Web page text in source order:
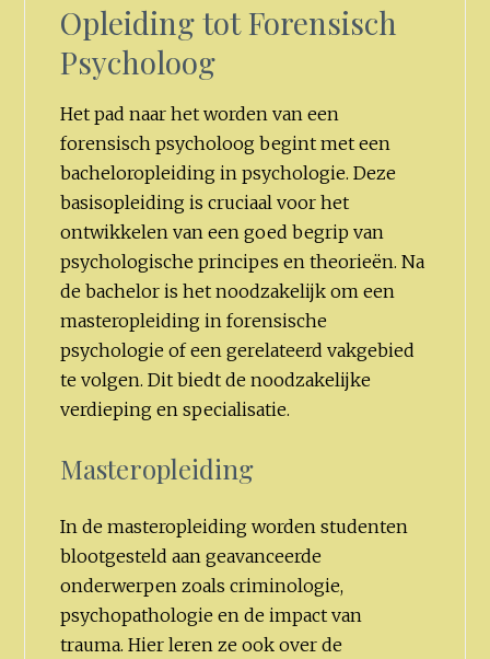
Opleiding tot Forensisch
Psycholoog
Het pad naar het worden van een
forensisch psycholoog begint met een
bacheloropleiding in psychologie. Deze
basisopleiding is cruciaal voor het
ontwikkelen van een goed begrip van
psychologische principes en theorieën. Na
de bachelor is het noodzakelijk om een
masteropleiding in forensische
psychologie of een gerelateerd vakgebied
te volgen. Dit biedt de noodzakelijke
verdieping en specialisatie.
Masteropleiding
In de masteropleiding worden studenten
blootgesteld aan geavanceerde
onderwerpen zoals criminologie,
psychopathologie en de impact van
trauma. Hier leren ze ook over de